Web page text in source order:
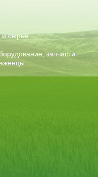
и сырье
запчасти